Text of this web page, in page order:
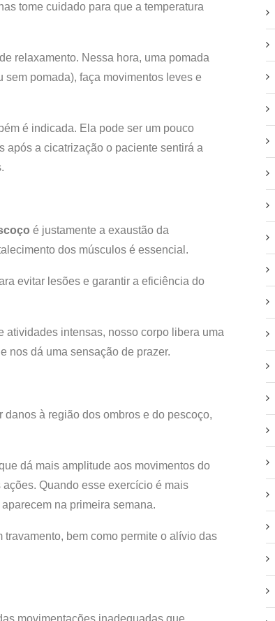
tome cuidado para que a temperatura
relaxamento. Nessa hora, uma pomada
pomada), faça movimentos leves e
é indicada. Ela pode ser um pouco
após a cicatrização o paciente sentirá a
é justamente a exaustão da
dos músculos é essencial.
evitar lesões e garantir a eficiência do
atividades intensas, nosso corpo libera uma
nos dá uma sensação de prazer.
à região dos ombros e do pescoço,
dá mais amplitude aos movimentos do
Quando esse exercício é mais
na primeira semana.
bem como permite o alívio das
movimentações inadequadas que